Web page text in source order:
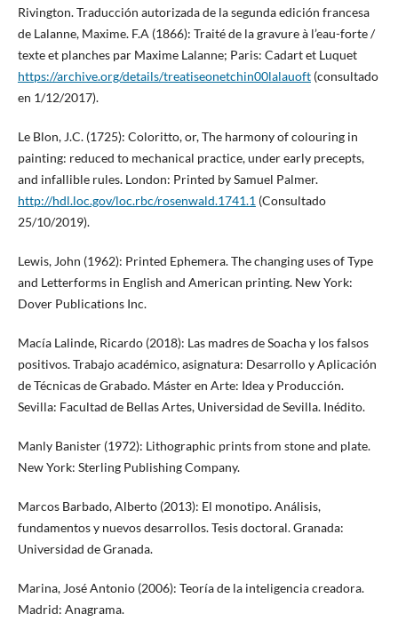
Rivington. Traducción autorizada de la segunda edición francesa
de Lalanne, Maxime. F.A (1866): Traité de la gravure à l’eau-forte /
texte et planches par Maxime Lalanne; Paris: Cadart et Luquet
https://archive.org/details/treatiseonetchin00lalauoft(consultado
en 1/12/2017).
Le Blon, J.C. (1725): Coloritto, or, The harmony of colouring in
painting: reduced to mechanical practice, under early precepts,
and infallible rules. London: Printed by Samuel Palmer.
http://hdl.loc.gov/loc.rbc/rosenwald.1741.1 (Consultado
25/10/2019).
Lewis, John (1962): Printed Ephemera. The changing uses of Type
and Letterforms in English and American printing. New York:
Dover Publications Inc.
Macía Lalinde, Ricardo (2018): Las madres de Soacha y los falsos
positivos. Trabajo académico, asignatura: Desarrollo y Aplicación
de Técnicas de Grabado. Máster en Arte: Idea y Producción.
Sevilla: Facultad de Bellas Artes, Universidad de Sevilla. Inédito.
Manly Banister (1972): Lithographic prints from stone and plate.
New York: Sterling Publishing Company.
Marcos Barbado, Alberto (2013): El monotipo. Análisis,
fundamentos y nuevos desarrollos. Tesis doctoral. Granada:
Universidad de Granada.
Marina, José Antonio (2006): Teoría de la inteligencia creadora.
Madrid: Anagrama.